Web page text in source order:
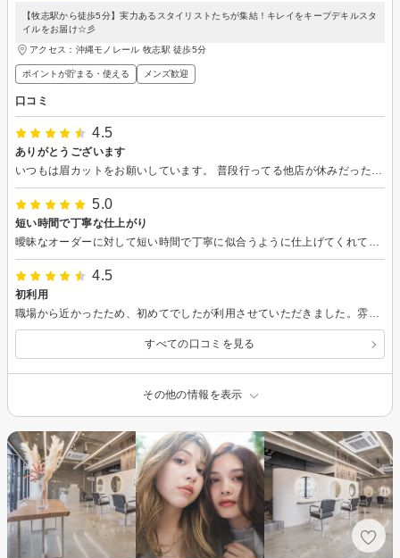
【牧志駅から徒歩5分】実力あるスタイリストたちが集結！キレイをキープデキルスタ
イルをお届け☆彡
アクセス：沖縄モノレール 牧志駅 徒歩5分
ポイントが貯まる・使える メンズ歓迎
口コミ
4.5
ありがとうございます
いつもは眉カットをお願いしています。 普段行ってる他店が休みだったのでカット&シャンプーをお願いしました。 カット内容もシャンプーも施術、サービス満足してます！ 月一頻度でお店にはカットしに行こうと思ってます！ ありがとうございました♪
5.0
短い時間で丁寧な仕上がり
曖昧なオーダーに対して短い時間で丁寧に似合うように仕上げてくれてありがとうございました。 イメージ通りで扱いやすく気に入りました。 また機会がありましたら来店したいと思います。
4.5
初利用
職場から近かったため、初めてでしたが利用させていただきました。雰囲気もよく、オーダーを曖昧に言ってしまいましたが、仕上がりがよくて満足しております。周囲からの評判もよかったです。 また使ってみたいと思います。
すべての口コミを見る
その他の情報を表示